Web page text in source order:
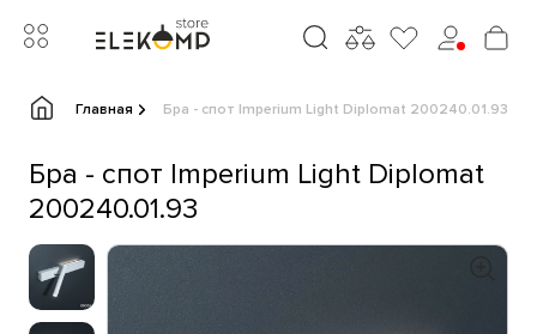
Главная Бра - спот Imperium Light Diplomat 200240.01.93
Бра - спот Imperium Light Diplomat
200240.01.93